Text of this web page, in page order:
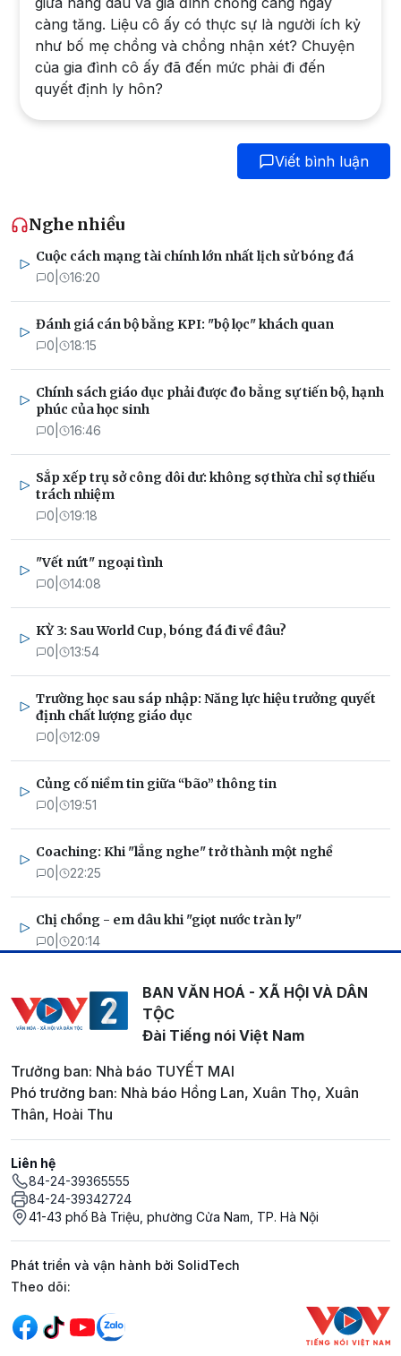
càng tăng. Liệu cô ấy có thực sự là người ích kỷ
như bố mẹ chồng và chồng nhận xét? Chuyện
của gia đình cô ấy đã đến mức phải đi đến
quyết định ly hôn?
Viết bình luận
Nghe nhiều
Cuộc cách mạng tài chính lớn nhất lịch sử bóng đá
0 16:20
Đánh giá cán bộ bằng KPI: "bộ lọc" khách quan
0 18:15
Chính sách giáo dục phải được đo bằng sự tiến bộ, hạnh
phúc của học sinh
0 16:46
Sắp xếp trụ sở công dôi dư: không sợ thừa chỉ sợ thiếu
trách nhiệm
0 19:18
"Vết nứt" ngoại tình
0 14:08
KỲ 3: Sau World Cup, bóng đá đi về đâu?
0 13:54
Trường học sau sáp nhập: Năng lực hiệu trưởng quyết
định chất lượng giáo dục
0 12:09
Củng cố niềm tin giữa “bão” thông tin
0 19:51
Coaching: Khi "lắng nghe" trở thành một nghề
0 22:25
Chị chồng - em dâu khi "giọt nước tràn ly"
0 20:14
BAN VĂN HOÁ - XÃ HỘI VÀ DÂN
TỘC
Đài Tiếng nói Việt Nam
Trưởng ban: Nhà báo TUYẾT MAI
Phó trưởng ban: Nhà báo Hồng Lan, Xuân Thọ, Xuân
Thân, Hoài Thu
Liên hệ
84-24-39365555
84-24-39342724
41-43 phố Bà Triệu, phường Cửa Nam, TP. Hà Nội
Phát triển và vận hành bởi SolidTech
Mạng xã hội
Theo dõi: